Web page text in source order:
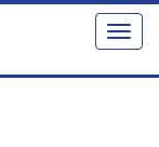
Toggle